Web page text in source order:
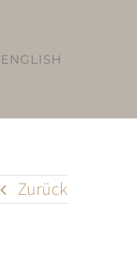
ENGLISH
Zurück